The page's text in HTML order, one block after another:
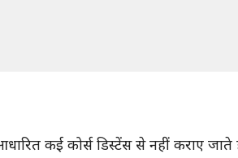
कई कोर्स डिस्टेंस से नहीं कराए